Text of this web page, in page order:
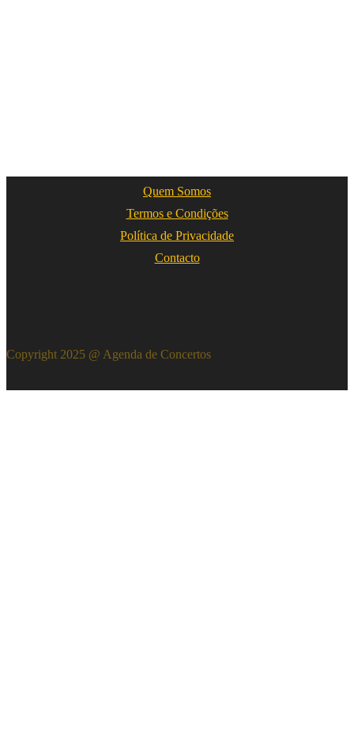
Quem Somos
Termos e Condições
Política de Privacidade
Contacto
Copyright 2025 @ Agenda de Concertos